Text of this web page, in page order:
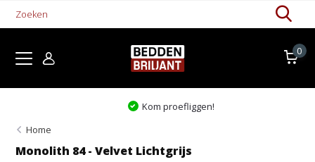
0
Kom proefliggen!
Home
Monolith 84 - Velvet Lichtgrijs